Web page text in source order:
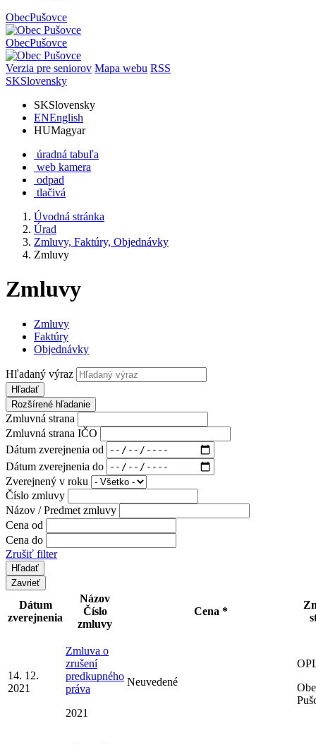
ObecPušovce
ObecPušovce
Verzia pre seniorov Mapa webu RSS
SKSlovensky
SKSlovensky
ENEnglish
HUMagyar
úradná tabuľa
web kamera
odpad
tlačivá
Úvodná stránka
Úrad
Zmluvy, Faktúry, Objednávky
Zmluvy
Zmluvy
Zmluvy
Faktúry
Objednávky
Hľadaný výraz
Hľadať
Rozšírené hľadanie
Zmluvná strana
Zmluvná strana IČO
Dátum zverejnenia od
Dátum zverejnenia do
Zverejnený v roku
Číslo zmluvy
Názov / Predmet zmluvy
Cena od
Cena do
Zrušiť filter
Zavrieť
Dátum
zverejnenia
Názov
Číslo
zmluvy
Cena *
14. 12.
2021
Zmluva o
zrušení
predkupného
práva
2021
Neuvedené